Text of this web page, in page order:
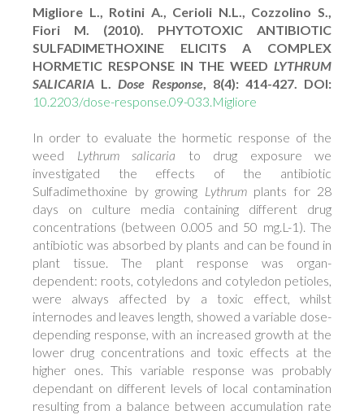
Migliore L., Rotini A., Cerioli N.L., Cozzolino S.,
Fiori M. (2010). PHYTOTOXIC ANTIBIOTIC
SULFADIMETHOXINE ELICITS A COMPLEX
HORMETIC RESPONSE IN THE WEED LYTHRUM
SALICARIA L. Dose Response, 8(4): 414-427. DOI:
10.2203/dose-response.09-033.Migliore
In order to evaluate the hormetic response of the
weed Lythrum salicaria to drug exposure we
investigated the effects of the antibiotic
Sulfadimethoxine by growing Lythrumplants for 28
days on culture media containing different drug
concentrations (between 0.005 and 50 mg.L-1). The
antibiotic was absorbed by plants and can be found in
plant tissue. The plant response was organ-
dependent: roots, cotyledons and cotyledon petioles,
were always affected by a toxic effect, whilst
internodes and leaves length, showed a variable dose-
depending response, with an increased growth at the
lower drug concentrations and toxic effects at the
higher ones. This variable response was probably
dependant on different levels of local contamination
resulting from a balance between accumulation rate